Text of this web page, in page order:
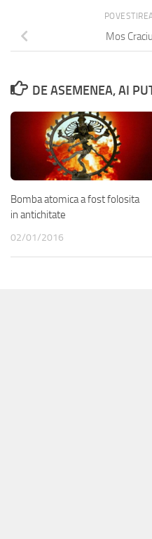
Mos
DE ASEMENEA, AI
Bomba atomica a fost folosita
in antichitate
02/01/2016